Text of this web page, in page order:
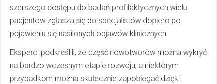
szerszego dostępu do badań profilaktycznych wielu
pacjentów zgłasza się do specjalistów dopiero po
pojawieniu się nasilonych objawów klinicznych.
Eksperci podkreślili, że część nowotworów można wykryć
na bardzo wczesnym etapie rozwoju, a niektórym
przypadkom można skutecznie zapobiegać dzięki